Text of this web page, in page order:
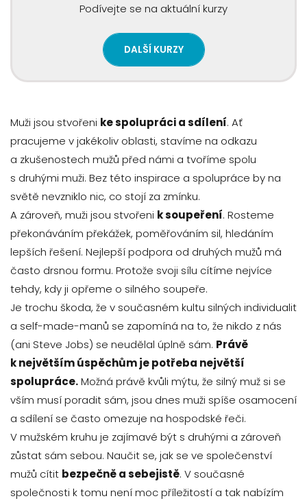
Podívejte se na aktuální kurzy
DALŠÍ KURZY
Muži jsou stvořeni ke spolupráci a sdílení. Ať
pracujeme v jakékoliv oblasti, stavíme na odkazu
a zkušenostech mužů před námi a tvoříme spolu
s druhými muži. Bez této inspirace a spolupráce by na
světě nevzniklo nic, co stojí za zmínku.
A zároveň, muži jsou stvořeni k soupeření. Rosteme
překonáváním překážek, poměřováním sil, hledáním
lepších řešení. Nejlepší podpora od druhých mužů má
často drsnou formu. Protože svoji sílu cítíme nejvíce
tehdy, kdy ji opřeme o silného soupeře.
Je trochu škoda, že v současném kultu silných individualit
a self-made-manů se zapomíná na to, že nikdo z nás
(ani Steve Jobs) se neudělal úplně sám. Právě
k největším úspěchům je potřeba největší
spolupráce.Možná právě kvůli mýtu, že silný muž si se
vším musí poradit sám, jsou dnes muži spíše osamocení
a sdílení se často omezuje na hospodské řeči.
V mužském kruhu je zajímavé být s druhými a zároveň
zůstat sám sebou. Naučit se, jak se ve společenství
mužů cítit bezpečně a sebejistě. V současné
společnosti k tomu není moc příležitostí a tak nabízím